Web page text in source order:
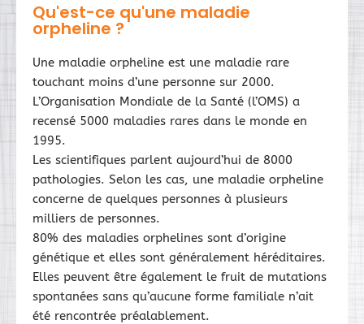
Qu'est-ce qu'une maladie
orpheline ?
Une maladie orpheline est une maladie rare
touchant moins d’une personne sur 2000.
L’Organisation Mondiale de la Santé (l’OMS) a
recensé 5000 maladies rares dans le monde en
1995.
Les scientifiques parlent aujourd’hui de 8000
pathologies. Selon les cas, une maladie orpheline
concerne de quelques personnes à plusieurs
milliers de personnes.
80% des maladies orphelines sont d’origine
génétique et elles sont généralement héréditaires.
Elles peuvent être également le fruit de mutations
spontanées sans qu’aucune forme familiale n’ait
été rencontrée préalablement.